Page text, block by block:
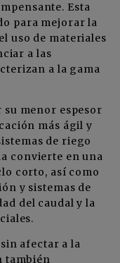
Esta
para mejorar la
uso de materiales
a las
a la gama
su menor espesor
más ágil y
de riego
convierte en una
corto, así como
y sistemas de
del caudal y la
afectar a la
también